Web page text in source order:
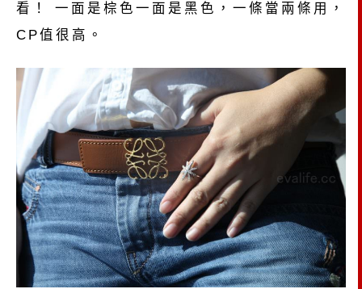
看！ 一面是棕色一面是黑色，一條當兩條用，
CP值很高。